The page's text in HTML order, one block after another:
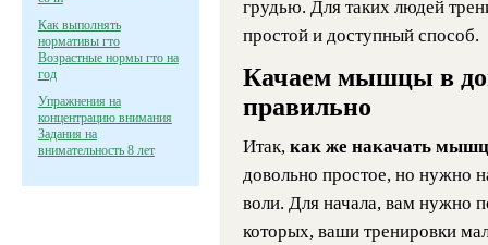
Как выполнять
нормативы гто
Возрастные нормы гто на
год
Упражнения на
концентрацию внимания
Задания на
внимательность 8 лет
грудью. Для таких людей
простой и доступный способ.
Качаем мышцы в
правильно
Итак, как же накачать
довольно простое, но нужно
воли. Для начала, вам нужно
которых, ваши тренировки